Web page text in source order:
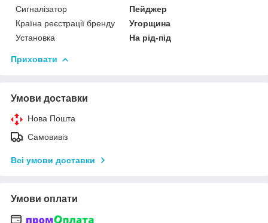
Сигналізатор
Пейджер
Країна реєстрації бренду
Угорщина
Установка
На рід-під
Приховати
Умови доставки
Нова Пошта
Самовивіз
Всі умови доставки
Умови оплати